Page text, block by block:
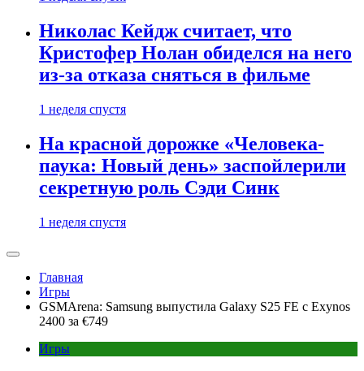
Николас Кейдж считает, что
Кристофер Нолан обиделся на него
из-за отказа сняться в фильме
1 неделя спустя
На красной дорожке «Человека-
паука: Новый день» заспойлерили
секретную роль Сэди Синк
1 неделя спустя
Главная
Игры
GSMArena: Samsung выпустила Galaxy S25 FE с Exynos
2400 за €749
Игры